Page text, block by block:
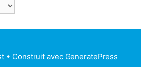
• Construit avec GeneratePress